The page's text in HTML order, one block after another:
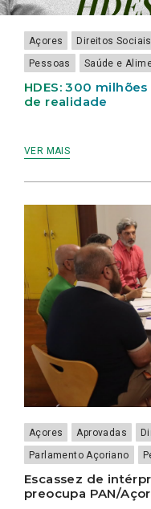
Açores Direitos
Pessoas
Saúde e
HDES: 300
de realidade
VER MAIS
Açores Aprovadas
Parlamento Açoriano
Escassez de
preocupa PAN/